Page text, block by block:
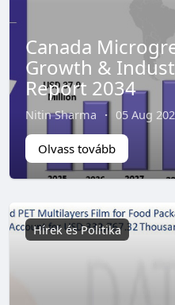
Canada
Growth &
Report 2034
Nitin Sharma · 05 Aug
Olvass tovább
Hírek és Politika